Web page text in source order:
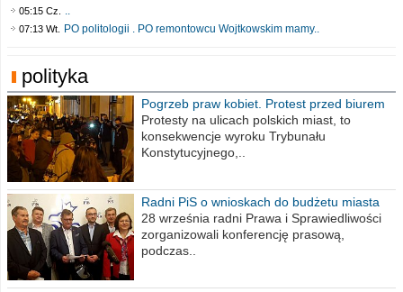
05:15 Cz. ..
07:13 Wt. PO politologii . PO remontowcu Wojtkowskim mamy..
polityka
Pogrzeb praw kobiet. Protest przed biurem
poselskim PiS
Protesty na ulicach polskich miast, to
konsekwencje wyroku Trybunału
Konstytucyjnego,..
Radni PiS o wnioskach do budżetu miasta
na 2021 rok
28 września radni Prawa i Sprawiedliwości
zorganizowali konferencję prasową,
podczas..